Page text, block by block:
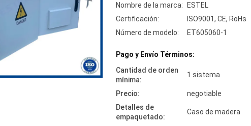
Nombre de la marca:
ESTEL
Certificación:
ISO9001, CE, RoHs
Número de modelo:
ET605060-1
Pago y Envío Términos:
Cantidad de orden
mínima:
1 sistema
Precio:
negotiable
Detalles de
empaquetado:
Caso de madera